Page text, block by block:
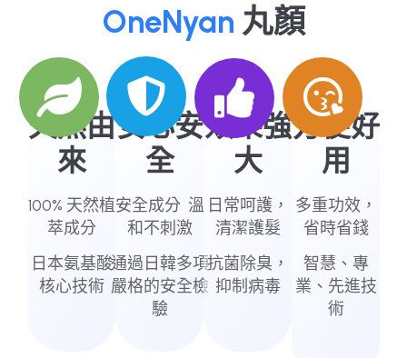
OneNyan 丸顏
天然由
來
100% 天然植
萃成分
日本氨基酸
核心技術
安心安
全
安全成分 溫
和不刺激
通過日韓多項
嚴格的安全檢
驗
效果強
大
日常呵護，
清潔護髮
抗菌除臭，
抑制病毒
方便好
用
多重功效，
省時省錢
智慧、專
業、先進技
術